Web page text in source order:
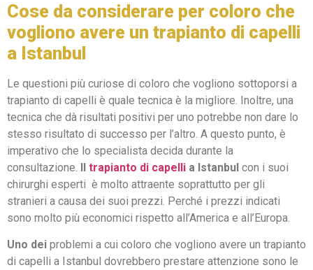
Cose da considerare per coloro che
vogliono avere un trapianto di capelli
a Istanbul
Le questioni più curiose di coloro che vogliono sottoporsi a
trapianto di capelli è quale tecnica è la migliore. Inoltre, una
tecnica che dà risultati positivi per uno potrebbe non dare lo
stesso risultato di successo per l’altro. A questo punto, è
imperativo che lo specialista decida durante la
consultazione. Il trapianto di capelli a Istanbul con i suoi
chirurghi esperti è molto attraente soprattutto per gli
stranieri a causa dei suoi prezzi. Perché i prezzi indicati
sono molto più economici rispetto all’America e all’Europa.
Uno dei problemi a cui coloro che vogliono avere un trapianto
di capelli a Istanbul dovrebbero prestare attenzione sono le